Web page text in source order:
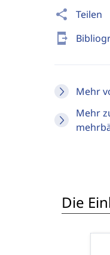
share Teilen
send_to_mobile
Mehr
Mehr
Die